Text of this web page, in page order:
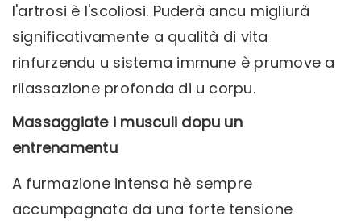
l'artrosi è l'scoliosi. Puderà ancu migliurà
significativamente a qualità di vita
rinfurzendu u sistema immune è prumove a
rilassazione profonda di u corpu.
Massaggiate i musculi dopu un
entrenamentu
A furmazione intensa hè sempre
accumpagnata da una forte tensione